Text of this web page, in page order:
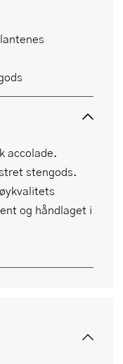
accolade.
stengods.
og håndlaget i